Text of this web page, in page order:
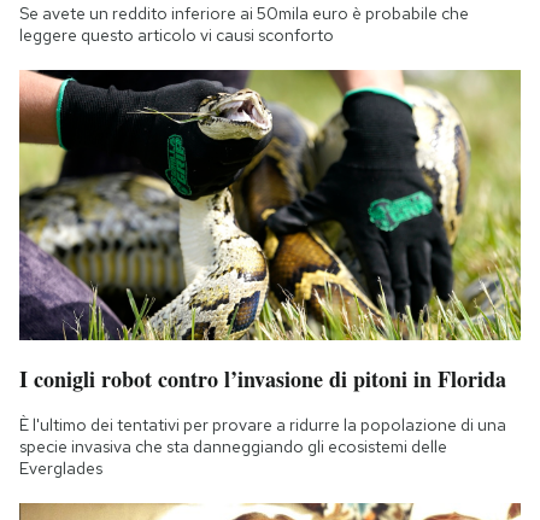
Se avete un reddito inferiore ai 50mila euro è probabile che
leggere questo articolo vi causi sconforto
I conigli robot contro l’invasione di pitoni in Florida
È l'ultimo dei tentativi per provare a ridurre la popolazione di una
specie invasiva che sta danneggiando gli ecosistemi delle
Everglades